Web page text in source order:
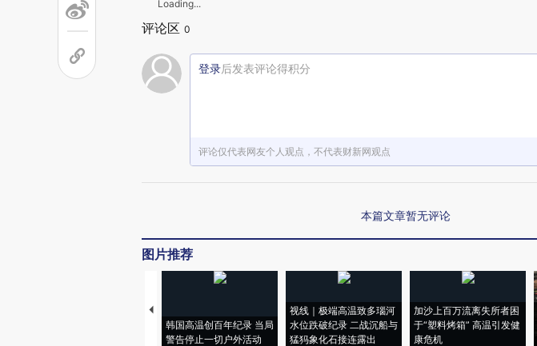
Loading...
评论区 0
登录后发表评论得积分
评论仅代表网友个人观点，不代表财新网观点
本篇文章暂无评论
图片推荐
韩国高温创百年纪录 当局
警告停止一切户外活动
视线｜极端高温致多瑙河
水位跌破纪录 二战沉船与
猛犸象化石接连露出
加沙上百万流离失所者困
于“塑料烤箱” 高温引发健
康危机